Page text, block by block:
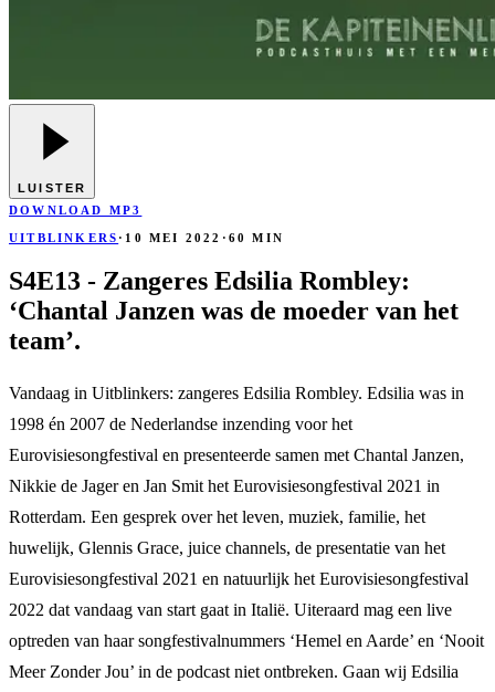
LUISTER
DOWNLOAD MP3
UITBLINKERS · 10 MEI 2022 · 60 MIN
S4E13 - Zangeres Edsilia Rombley:
‘Chantal Janzen was de moeder van het
team’.
Vandaag in Uitblinkers: zangeres Edsilia Rombley. Edsilia was in
1998 én 2007 de Nederlandse inzending voor het
Eurovisiesongfestival en presenteerde samen met Chantal Janzen,
Nikkie de Jager en Jan Smit het Eurovisiesongfestival 2021 in
Rotterdam. Een gesprek over het leven, muziek, familie, het
huwelijk, Glennis Grace, juice channels, de presentatie van het
Eurovisiesongfestival 2021 en natuurlijk het Eurovisiesongfestival
2022 dat vandaag van start gaat in Italië. Uiteraard mag een live
optreden van haar songfestivalnummers ‘Hemel en Aarde’ en ‘Nooit
Meer Zonder Jou’ in de podcast niet ontbreken. Gaan wij Edsilia